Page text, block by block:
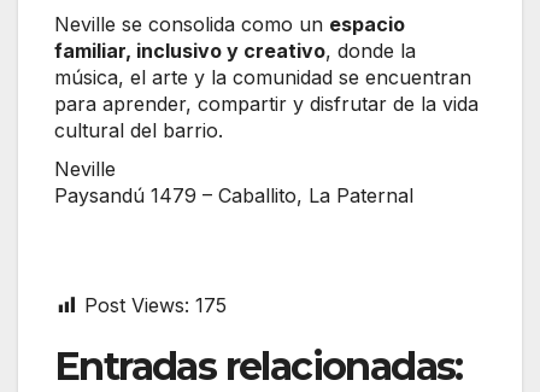
Neville se consolida como un espacio
familiar, inclusivo y creativo, donde la
música, el arte y la comunidad se encuentran
para aprender, compartir y disfrutar de la vida
cultural del barrio.
Neville
Paysandú 1479 – Caballito, La Paternal
Post Views: 175
Entradas relacionadas: